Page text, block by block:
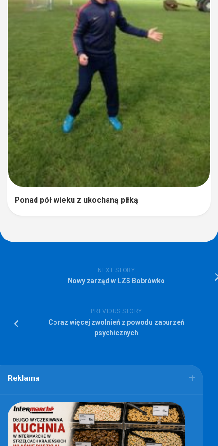
Ponad pół wieku z ukochaną piłką
NEXT STORY
Nowy zarząd w LZS Bobrówko
PREVIOUS STORY
Coraz więcej zwolnień z powodu zaburzeń
psychicznych
Reklama